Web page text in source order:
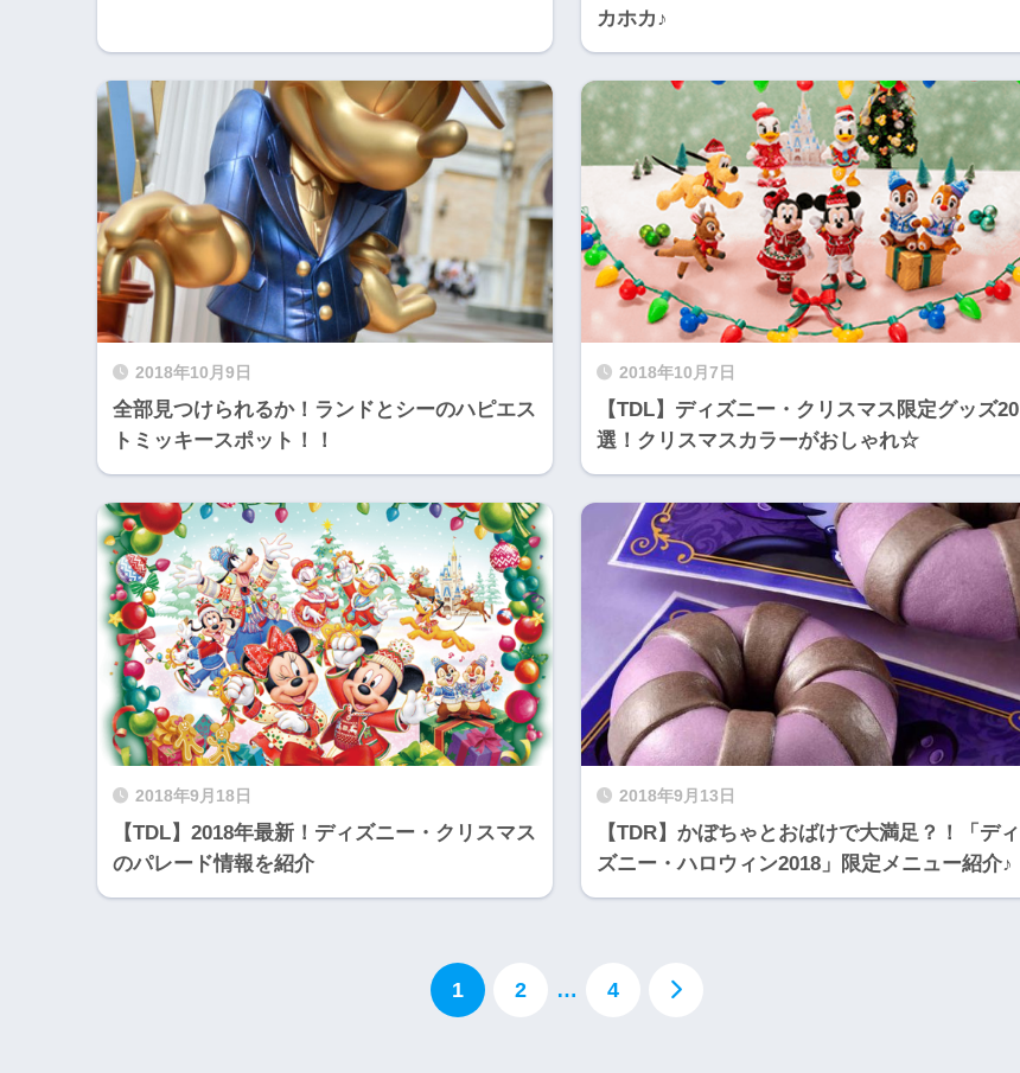
カホカ♪
2018年10月9日
全部見つけられるか！ランドとシーのハピエス
トミッキースポット！！
2018年10月7日
【TDL】ディズニー・クリスマス限定グッズ20
選！クリスマスカラーがおしゃれ☆
2018年9月18日
【TDL】2018年最新！ディズニー・クリスマス
のパレード情報を紹介
2018年9月13日
【TDR】かぼちゃとおばけで大満足？！「ディ
ズニー・ハロウィン2018」限定メニュー紹介♪
1 2 … 4